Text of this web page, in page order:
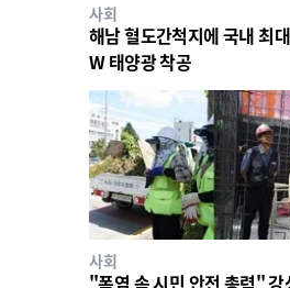
사회
해남 혈도간척지에 국내 최
W 태양광 착공
사회
"폭염 속 시민 안전 총력" 강